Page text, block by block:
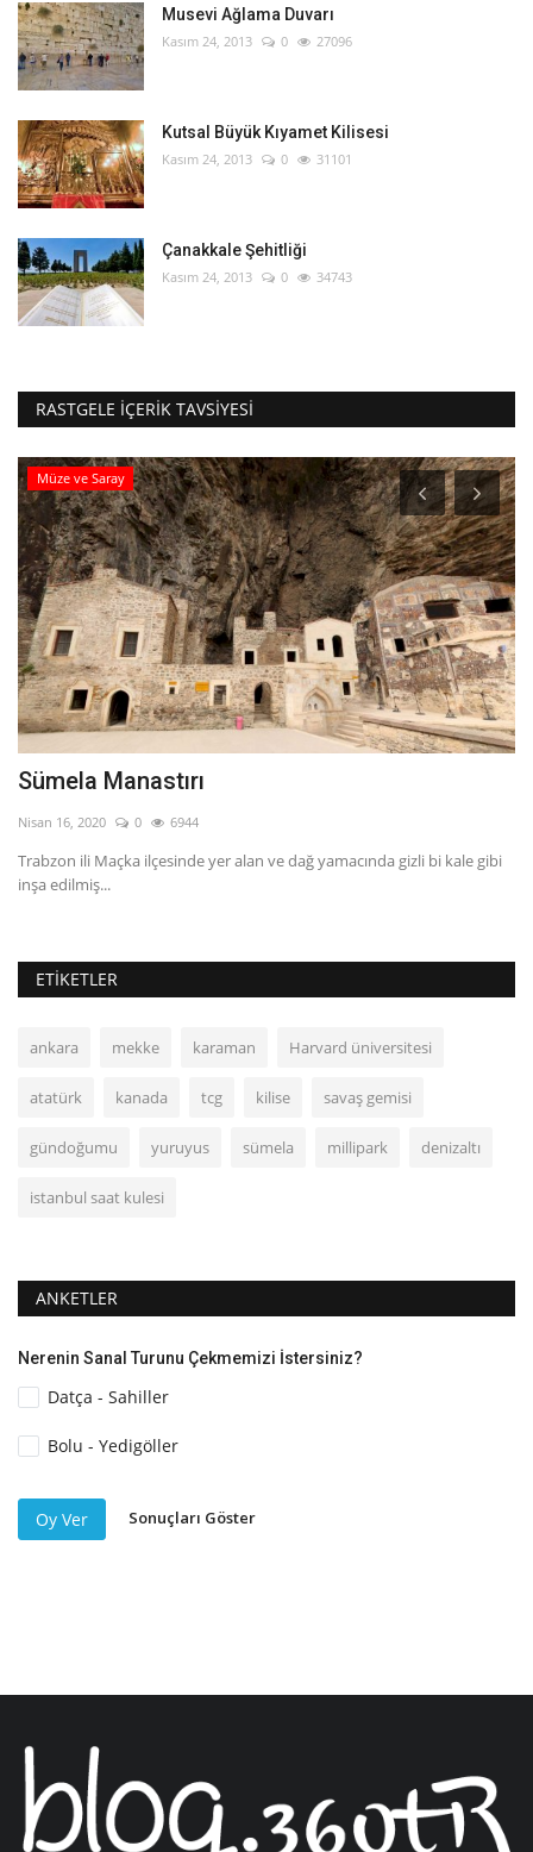
Musevi Ağlama Duvarı
Kasım 24, 2013 0 27096
Kutsal Büyük Kıyamet Kilisesi
Kasım 24, 2013 0 31101
Çanakkale Şehitliği
Kasım 24, 2013 0 34743
RASTGELE İÇERIK TAVSIYESI
Müze ve Saray
Sümela Manastırı
Nisan 16, 2020 0 6944
Trabzon ili Maçka ilçesinde yer alan ve dağ yamacında gizli bi kale gibi
inşa edilmiş...
ETIKETLER
ankara mekke karaman Harvard üniversitesi
atatürk kanada tcg kilise savaş gemisi
gündoğumu yuruyus sümela millipark denizaltı
istanbul saat kulesi
ANKETLER
Nerenin Sanal Turunu Çekmemizi İstersiniz?
Datça - Sahiller
Bolu - Yedigöller
Oy Ver Sonuçları Göster